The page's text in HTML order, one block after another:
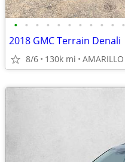
• • • • • • • • • • •
2018 GMC Terrain Denali
8/6 130k mi AMARILLO